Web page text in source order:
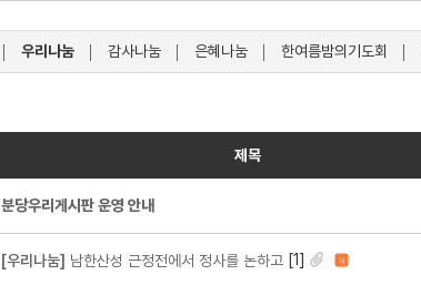
우리나눔 감사나눔 은혜나눔 한여름밤의기도회
제목
분당우리게시판 운영 안내
[우리나눔] 남한산성 근정전에서 정사를 논하고 [1] N